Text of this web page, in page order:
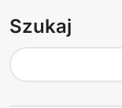
Szukaj